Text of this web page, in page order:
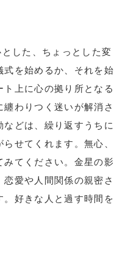
した、ちょっとした変
を始めるか、それを始
上に心の拠り所となる
わりつく迷いが解消さ
どは、繰り返すうちに
せてくれます。無心、
てください。金星の影
愛や人間関係の親密さ
好きな人と過す時間を